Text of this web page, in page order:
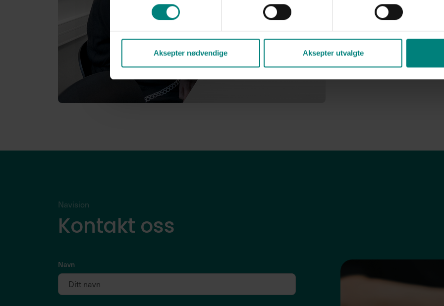
v
Aksepter nødvendige Aksepter utvalgte
rapporteringsbehov før
ikke blir en flaskehals.
smidig og systemet en
Les mer om Business
Navision
Kontakt oss
Navn